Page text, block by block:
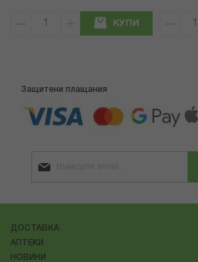
КУПИ
Защитени плащания
ДОСТАВКА
АПТЕКИ
НОВИНИ